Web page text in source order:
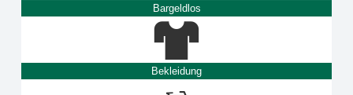
Bargeldlos
Bekleidung